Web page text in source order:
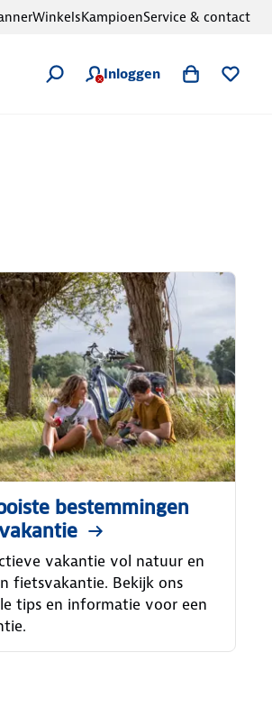
Inloggen
WinkelsKampioenService & contact
bestemmingen
vakantie vol natuur en
fietsvakantie. Bekijk ons
tips en informatie voor een